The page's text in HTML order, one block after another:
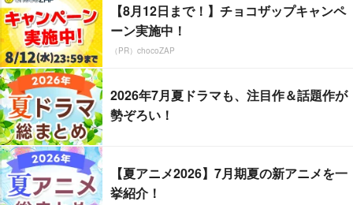
【8月12日まで！】チョコザップキャンペ
ーン実施中！
（PR）chocoZAP
2026年7月夏ドラマも、注目作＆話題作が
勢ぞろい！
【夏アニメ2026】7月期夏の新アニメを一
挙紹介！